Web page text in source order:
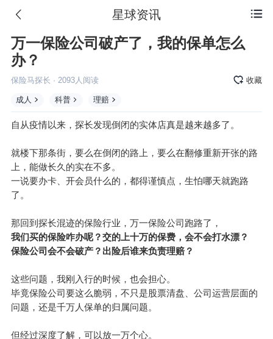
 星球资讯
万一保险公司破产了，我的保单怎么
办？
保险马探长 · 2093人阅读 收藏
成人 科普 理赔
自从疫情以来，探长发现倒闭的实体店真是越来越多了。
就楼下那条街，要么在倒闭的路上，要么在翻修重新开张的路
上，能做长久的实在不多。
一说要办卡、开会员什么的，都得谨慎点，生怕哪天就跑路
了。
那回到探长混迹的保险行业， 万一保险公司跑路了，
我们买的保险咋办呢？交的上十万的保费，会不会打水漂？
保险公司会不会破产？出险后谁来负责理赔？
这些问题，我刚入行的时候，也会担心。
毕竟保险公司要这么脆弱， 不只是股票清盘、公司运营层面的
问题，还是千万人保单的归属问题。
但经过深度了解，可以放一万个心。